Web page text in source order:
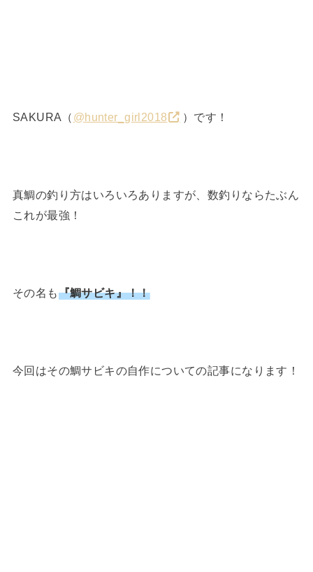
SAKURA（ @hunter_girl2018 ）です！
真鯛の釣り方はいろいろありますが、数釣りならたぶん
これが最強！
その名も『鯛サビキ』！！
今回はその鯛サビキの自作についての記事になります！